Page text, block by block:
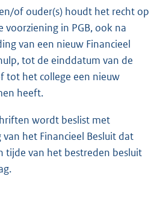
of ouder(s) houdt het recht op
voorziening in PGB, ook na
van een nieuw Financieel
tot de einddatum van de
tot het college een nieuw
heeft.
wordt beslist met
het Financieel Besluit dat
tijde van het bestreden besluit